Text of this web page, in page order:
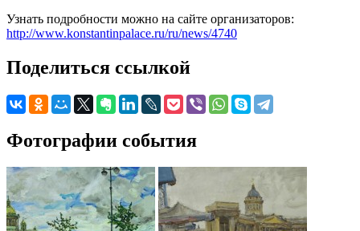
Узнать подробности можно на сайте организаторов:
http://www.konstantinpalace.ru/ru/news/4740
Поделиться ссылкой
Фотографии события